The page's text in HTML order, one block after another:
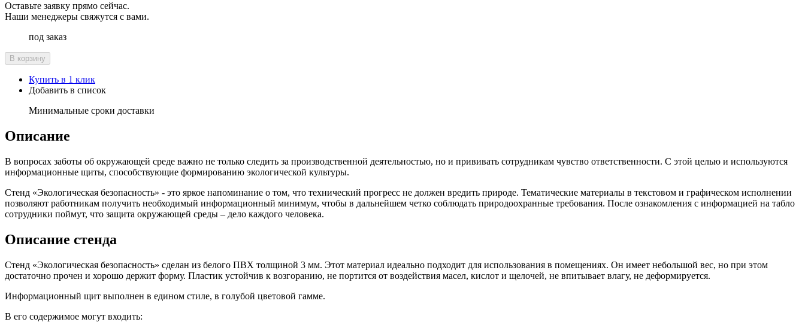
Оставьте заявку прямо сейчас.
Наши менеджеры свяжутся с вами.
под заказ
В корзину
Купить в 1 клик
Добавить в список
Минимальные сроки доставки
Описание
В вопросах заботы об окружающей среде важно не только следить за производственной деятельностью, но и прививать сотрудникам чувство ответственности. С этой целью и используются
информационные щиты, способствующие формированию экологической культуры.
Стенд «Экологическая безопасность» - это яркое напоминание о том, что технический прогресс не должен вредить природе. Тематические материалы в текстовом и графическом исполнении
позволяют работникам получить необходимый информационный минимум, чтобы в дальнейшем четко соблюдать природоохранные требования. После ознакомления с информацией на табло
сотрудники поймут, что защита окружающей среды – дело каждого человека.
Описание стенда
Стенд «Экологическая безопасность» сделан из белого ПВХ толщиной 3 мм. Этот материал идеально подходит для использования в помещениях. Он имеет небольшой вес, но при этом
достаточно прочен и хорошо держит форму. Пластик устойчив к возгоранию, не портится от воздействия масел, кислот и щелочей, не впитывает влагу, не деформируется.
Информационный щит выполнен в едином стиле, в голубой цветовой гамме.
В его содержимое могут входить: